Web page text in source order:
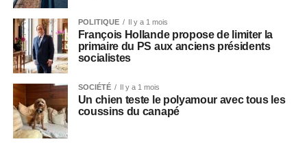
POLITIQUE Il y a 1 mois
François Hollande propose de limiter la
primaire du PS aux anciens présidents
socialistes
SOCIÉTÉ Il y a 1 mois
Un chien teste le polyamour avec tous les
coussins du canapé